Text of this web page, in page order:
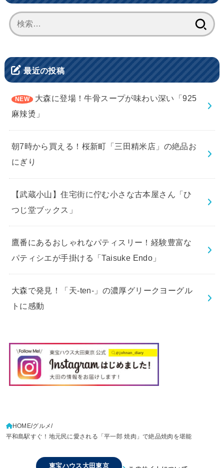
索:
最近の投稿
大森に登場！牛骨スープが味わい深い「925
麻辣烫」
朝7時から買える！桜新町「三田精米店」の絶品お
にぎり
【武蔵小山】住宅街に佇む小さな古本屋さん「ひ
つじ堂ブックス」
鷹番にあるおしゃれなパティスリー！経験豊富な
パティシエが手掛ける「Taisuke Endo」
大森で発見！「天-ten-」の濃厚グリークヨーグル
トに感動
HOME グルメ
平和島駅すぐ！地元民に愛される「平一郎 焼肉」で絶品焼肉を堪能
東宝ハウス大田東京